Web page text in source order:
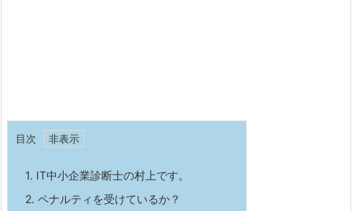
目次
1. IT中小企業診断士の村上です。
2. ペナルティを受けているか？